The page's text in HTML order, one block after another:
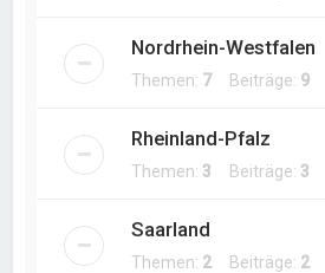
Nordrhein-Westfalen
Themen: 7Beiträge: 9
Rheinland-Pfalz
Themen: 3 Beiträge: 3
Saarland
Themen: 2Beiträge: 2